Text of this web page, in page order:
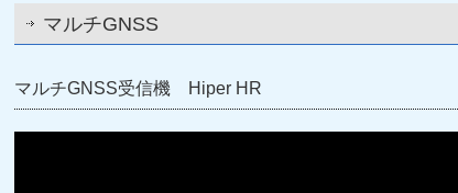
マルチGNSS
マルチGNSS受信機 Hiper HR